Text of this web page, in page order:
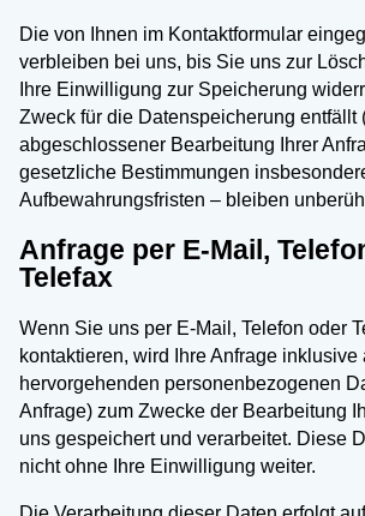
Die von Ihnen im Kontaktformular
verbleiben bei uns, bis Sie uns zur
Ihre Einwilligung zur Speicherung
Zweck für die Datenspeicherung entfällt
abgeschlossener Bearbeitung Ihrer
gesetzliche Bestimmungen
Aufbewahrungsfristen – bleiben
Anfrage per E-Mail,
Telefax
Wenn Sie uns per E-Mail, Telefon oder
kontaktieren, wird Ihre Anfrage inklusive
hervorgehenden personenbezogenen
Anfrage) zum Zwecke der Bearbeitung
uns gespeichert und verarbeitet. Diese
nicht ohne Ihre Einwilligung weiter.